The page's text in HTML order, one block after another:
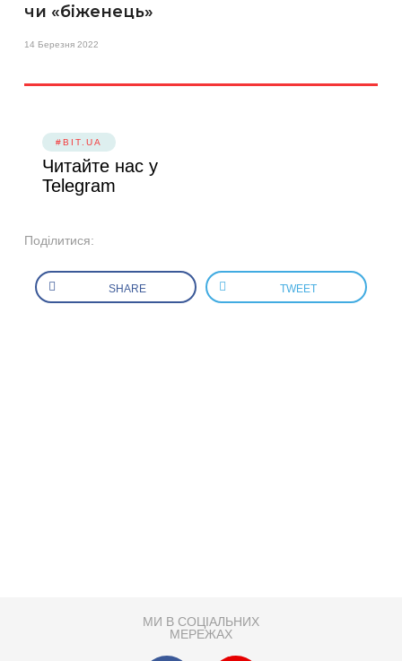
чи «біженець»
14 Березня 2022
#BIT.UA
Читайте нас у
Telegram
Поділитися:
SHARE TWEET
МИ В СОЦІАЛЬНИХ
МЕРЕЖАХ